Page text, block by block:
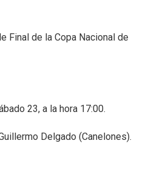
Final de la Copa Nacional de
23, a la hora 17:00.
Delgado (Canelones).